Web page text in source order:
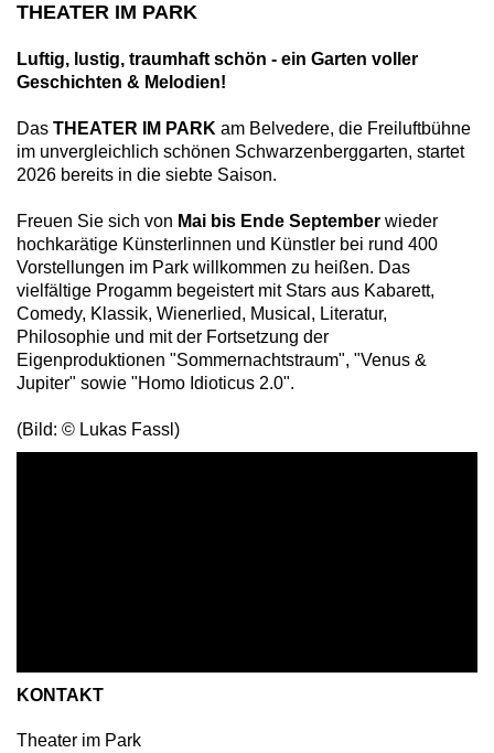
THEATER IM PARK
Luftig, lustig, traumhaft schön - ein Garten voller
Geschichten & Melodien!
Das THEATER IM PARK am Belvedere, die Freiluftbühne
im unvergleichlich schönen Schwarzenberggarten, startet
2026 bereits in die siebte Saison.
Freuen Sie sich von Mai bis Ende September wieder
hochkarätige Künsterlinnen und Künstler bei rund 400
Vorstellungen im Park willkommen zu heißen. Das
vielfältige Progamm begeistert mit Stars aus Kabarett,
Comedy, Klassik, Wienerlied, Musical, Literatur,
Philosophie und mit der Fortsetzung der
Eigenproduktionen "Sommernachtstraum", "Venus &
Jupiter" sowie "Homo Idioticus 2.0".
(Bild: © Lukas Fassl)
KONTAKT
Theater im Park